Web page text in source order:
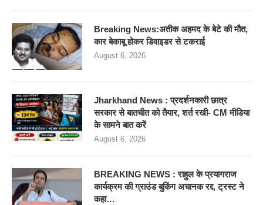
Breaking News:अतीक अहमद के बेटे की मौत,
कार बेकाबू होकर डिवाइडर से टकराई
August 6, 2026
Jharkhand News : प्रदर्शनकारी छात्र
सरकार से बातचीत को तैयार, शर्त रखी- CM मीडिया
के सामने बात करें
August 6, 2026
BREAKING NEWS : राहुल के प्रयागराज
कार्यक्रम की ग्राउंड बुकिंग अचानक रद्द, ट्रस्ट ने
कहा…